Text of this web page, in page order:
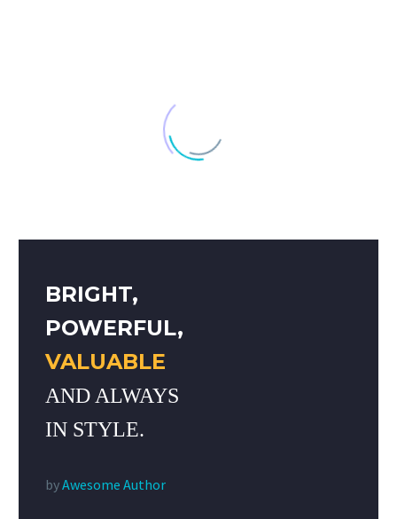
BRIGHT,
POWERFUL,
VALUABLE
AND ALWAYS
IN STYLE.
byAwesome Author